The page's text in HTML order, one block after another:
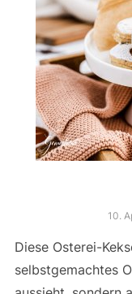
10.
Diese Osterei-
selbstgemachtes